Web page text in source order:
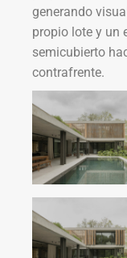
generando
propio lote y un
semicubierto
contrafrente.